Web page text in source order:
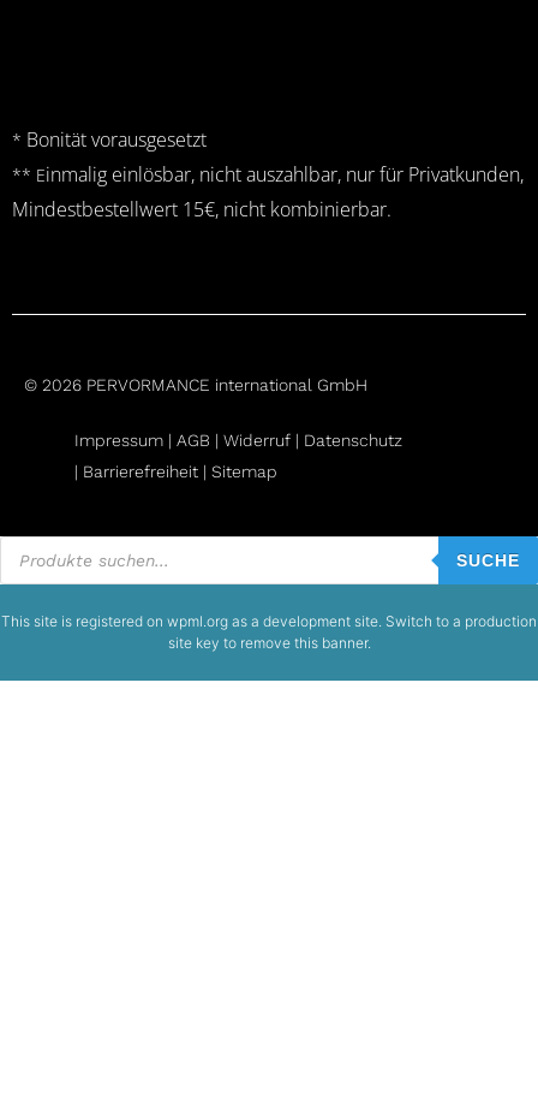
* Bonität vorausgesetzt
** Einmalig einlösbar, nicht auszahlbar, nur für Privatkunden,
Mindestbestellwert 15€, nicht kombinierbar.
© 2026 PERVORMANCE international GmbH
Impressum | AGB | Widerruf | Datenschutz
| Barrierefreiheit | Sitemap
Products
search
SUCHE
This site is registered on wpml.org as a development site. Switch to a production
site key to remove this banner.